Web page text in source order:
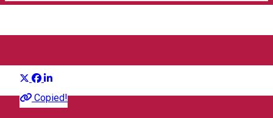
Copied!
Concert